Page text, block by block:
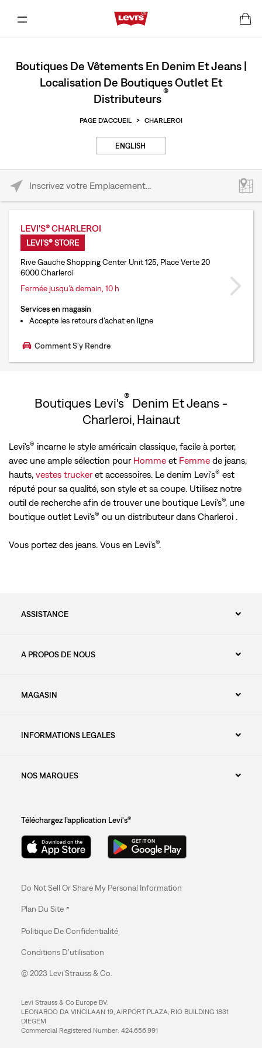
Boutiques De Vêtements En Denim Et Jeans |
Localisation De Boutiques Outlet Et
Distributeurs®
PAGE D'ACCUEIL > CHARLEROI
ENGLISH
LEVI'S® CHARLEROI
LEVI'S® STORE
Rive Gauche Shopping Center Unit 125, Place Verte 20
6000 Charleroi
Fermée jusqu’à demain, 10 h
Services en magasin
Accepte les retours d'achat en ligne
Comment S'y Rendre
Boutiques Levi's® Denim Et Jeans -
Charleroi, Hainaut
Levi's® incarne le style américain classique, facile à porter,
avec une ample sélection pour Homme et Femme de jeans,
hauts, vestes truckeret accessoires. Le denim Levi's® est
réputé pour sa qualité, son style et sa coupe. Utilisez notre
outil de recherche afin de trouver une boutique Levi's®, une
boutique outlet Levi's® ou un distributeur dans Charleroi .
Vous portez des jeans. Vous en Levi's®.
ASSISTANCE
A PROPOS DE NOUS
MAGASIN
INFORMATIONS LEGALES
NOS MARQUES
Téléchargez l’application Levi's®
Do Not Sell Or Share My Personal Information
Plan Du Site
Politique De Confidentialité
Conditions D’utilisation
© 2023 Levi Strauss & Co.
Levi Strauss & Co Europe BV.
LEONARDO DA VINCILAAN 19, AIRPORT PLAZA, RIO BUILDING 1831
DIEGEM
Commercial Registered Number: 424.656.991